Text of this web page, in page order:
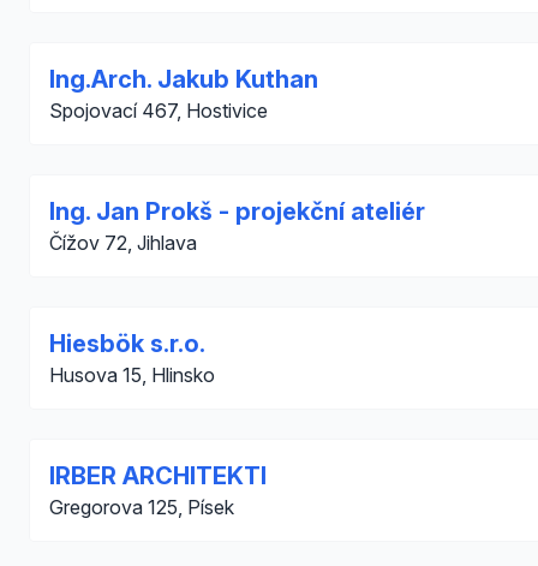
Ing.Arch. Jakub Kuthan
Spojovací 467, Hostivice
Ing. Jan Prokš - projekční ateliér
Čížov 72, Jihlava
Hiesbök s.r.o.
Husova 15, Hlinsko
IRBER ARCHITEKTI
Gregorova 125, Písek